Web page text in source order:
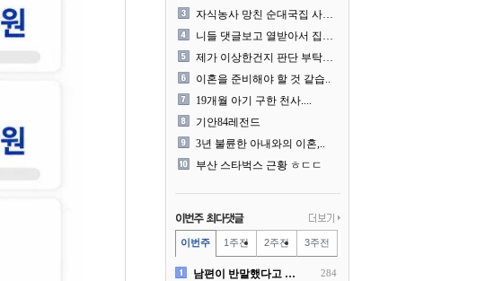
자식농사 망친 순대국집 사장..
니들 댓글보고 열받아서 집구..
제가 이상한건지 판단 부탁드..
이혼을 준비해야 할 것 같습..
19개월 아기 구한 천사....
기안84레전드
3년 불륜한 아내와의 이혼,..
부산 스타벅스 근황 ㅎㄷㄷ
이번주 1주전 2주전 3주전
남편이 반말했다고 똑같이 반.. 284